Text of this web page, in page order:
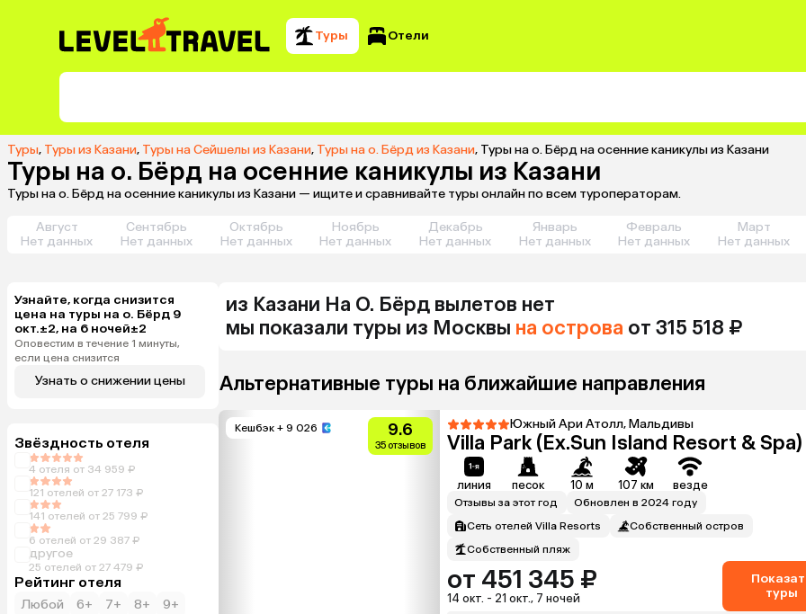
Туры Отели
Туры, Туры из Казани, Туры на Сейшелы из Казани, Туры на о. Бёрд из Казани, Туры на о. Бёрд на осенние каникулы из Казани
Туры на о. Бёрд на осенние каникулы из Казани
Туры на о. Бёрд на осенние каникулы из Казани — ищите и сравнивайте туры онлайн по всем туроператорам.
Август
Нет данных
Сентябрь
Нет данных
Октябрь
Нет данных
Ноябрь
Нет данных
Декабрь
Нет данных
Январь
Нет данных
Февраль
Нет данных
Март
Нет данных
Узнайте, когда снизится
цена на туры на о. Бёрд 9
окт.±2, на 6 ночей±2
Оповестим в течение 1 минуты,
если цена снизится
Узнать о снижении цены
Звёздность отеля
4 отеля от 34 959 ₽
121 отелей от 27 173 ₽
141 отелей от 25 799 ₽
6 отелей от 29 387 ₽
другое
25 отелей от 27 479 ₽
Рейтинг отеля
Любой 6+ 7+ 8+ 9+
из Казани На О. Бёрд вылетов нет
мы показали туры из Москвы на острова от 315 518 ₽
Альтернативные туры на ближайшие направления
Кешбэк + 9 026 9.6
35 отзывов
Южный Ари Атолл, Мальдивы
Villa Park (Ex.Sun Island Resort & Spa)
линия песок 10 м 107 км везде
Отзывы за этот год
Обновлен в 2024 году
Сеть отелей Villa Resorts
Собственный остров
Собственный пляж
от 451 345 ₽
14 окт. - 21 окт., 7 ночей
туры